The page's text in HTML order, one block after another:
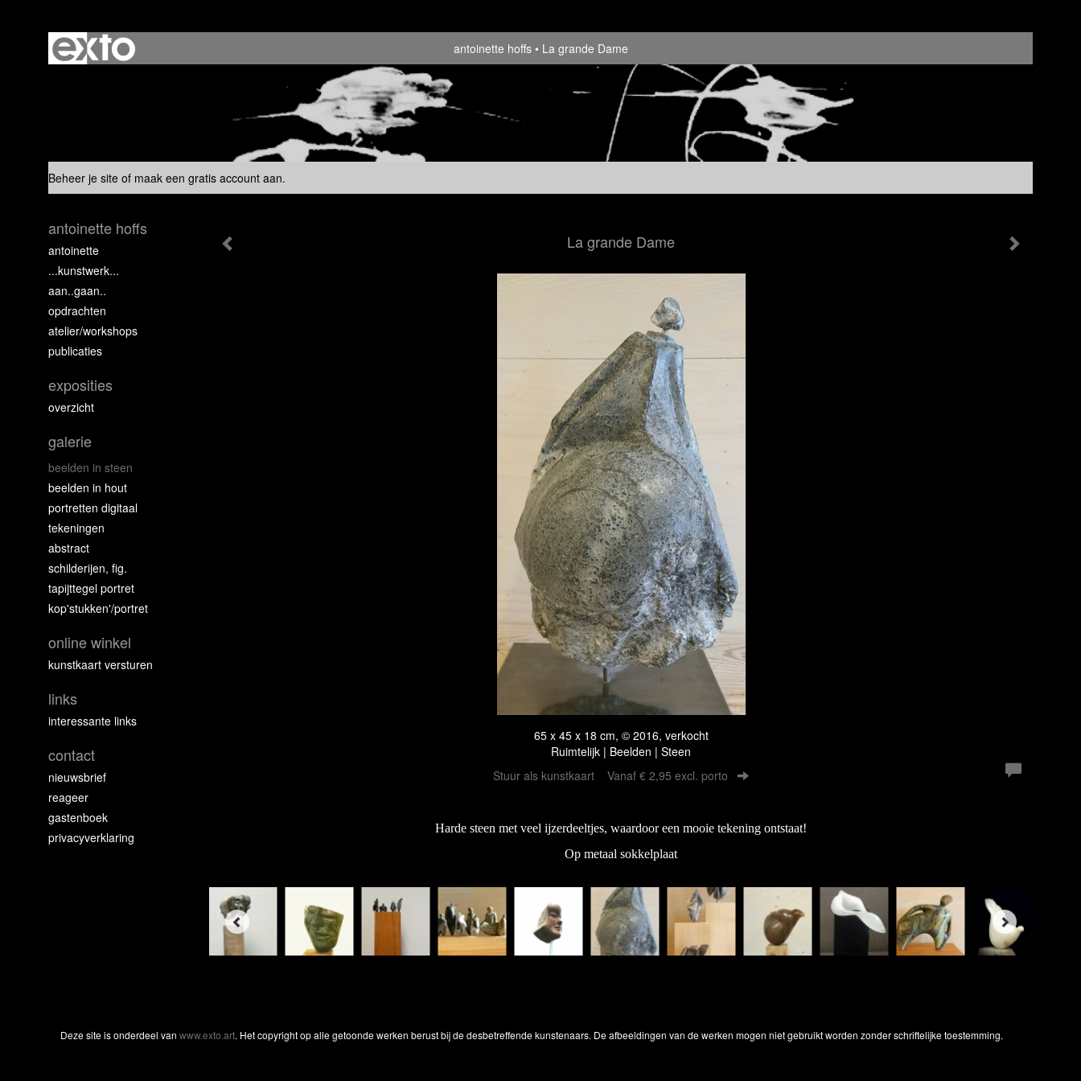
antoinette hoffs La grande Dame
Beheer je site of maak een gratis account aan.
La grande Dame
65 x 45 x 18 cm, © 2016, verkocht
Ruimtelijk | Beelden | Steen
Stuur als kunstkaart Vanaf € 2,95 excl. porto
Harde steen met veel ijzerdeeltjes, waardoor een mooie tekening ontstaat!
Op metaal sokkelplaat
antoinette hoffs
antoinette
...kunstwerk...
aan..gaan..
opdrachten
atelier/workshops
publicaties
exposities
overzicht
galerie
beelden in steen
beelden in hout
portretten digitaal
tekeningen
abstract
schilderijen, fig.
tapijttegel portret
kop'stukken'/portret
online winkel
kunstkaart versturen
links
interessante links
contact
nieuwsbrief
reageer
gastenboek
privacyverklaring
Deze site is onderdeel van www.exto.art. Het copyright op alle getoonde werken berust bij de desbetreffende kunstenaars. De afbeeldingen van de werken mogen niet gebruikt worden zonder schriftelijke toestemming.